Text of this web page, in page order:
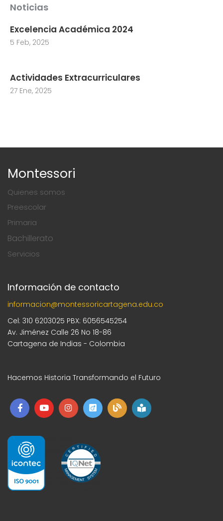
Noticias
Excelencia Académica 2024
5 Feb, 2025
Actividades Extracurriculares
27 Ene, 2025
Montessori
Quienes somos
Preescolar
Primaria
Bachillerato
Servicios
Información de contacto
informacion@montessoricartagena.edu.co
Cel: 310 6203025 PBX: 6056545254
Av. Jiménez Calle 26 No 18-86
Cartagena de Indias - Colombia
Hacemos Historia Transformando el Futuro